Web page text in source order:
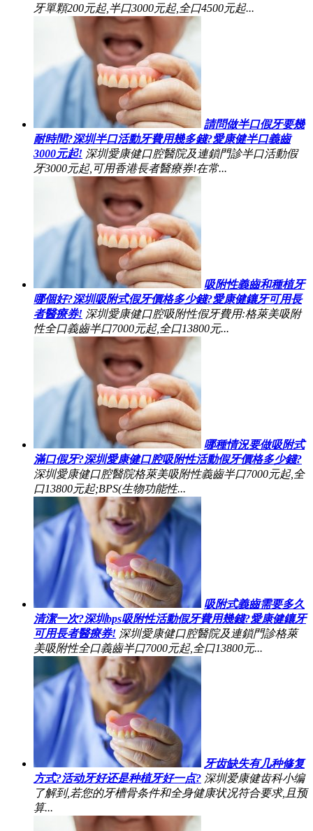
牙單顆200元起,半口3000元起,全口4500元起...
請問做半口假牙要幾
耐時間?深圳半口活動牙費用幾多錢?愛康健半口義齒
3000元起! 深圳愛康健口腔醫院及連鎖門診半口活動假
牙3000元起,可用香港長者醫療券!在常...
吸附性義齒和種植牙
哪個好?深圳吸附式假牙價格多少錢?愛康健鑲牙可用長
者醫療券! 深圳愛康健口腔吸附性假牙費用:格萊美吸附
性全口義齒半口7000元起,全口13800元...
哪種情況要做吸附式
滿口假牙?深圳愛康健口腔吸附性活動假牙價格多少錢?
深圳愛康健口腔醫院格萊美吸附性義齒半口7000元起,全
口13800元起;BPS(生物功能性...
吸附式義齒需要多久
清潔一次?深圳bps吸附性活動假牙費用幾錢?愛康健鑲牙
可用長者醫療券! 深圳愛康健口腔醫院及連鎖門診格萊
美吸附性全口義齒半口7000元起,全口13800元...
牙齿缺失有几种修复
方式?活动牙好还是种植牙好一点? 深圳爱康健齿科小编
了解到,若您的牙槽骨条件和全身健康状况符合要求,且预
算...